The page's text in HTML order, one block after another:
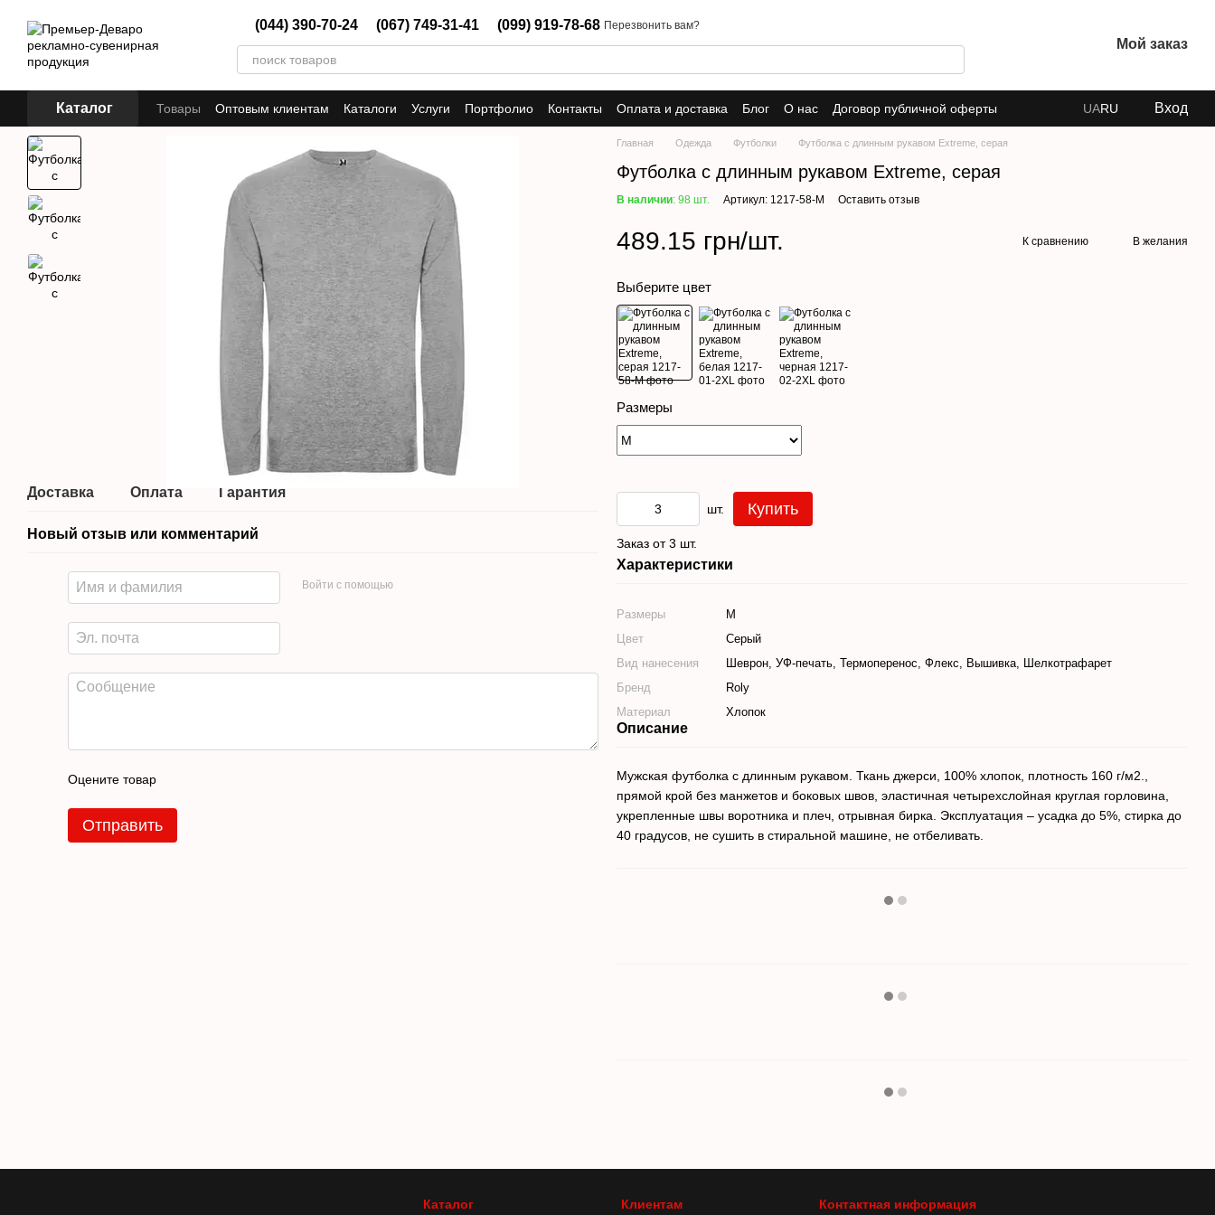
(044) 390-70-24 (067) 749-31-41 (099) 919-78-68 Перезвонить вам?
Мой заказ
Каталог Товары Оптовым клиентам Каталоги Услуги Портфолио Контакты Оплата и доставка Блог О нас Договор публичной оферты UARU Вход
Доставка Оплата Гарантия
Новый отзыв или комментарий
Войти с помощью
Оцените товар
Отправить
Главная Одежда Футболки Футболка с длинным рукавом Extreme, серая
Футболка с длинным рукавом Extreme, серая
В наличии: 98 шт. Артикул: 1217-58-M Оставить отзыв
489.15 грн/шт. К сравнению В желания
Выберите цвет
Размеры
шт. Купить
Заказ от 3 шт.
Характеристики
Размеры
M
Цвет
Серый
Вид нанесения
Шеврон, УФ-печать, Термоперенос, Флекс, Вышивка, Шелкотрафарет
Бренд
Roly
Материал
Хлопок
Описание
Мужская футболка с длинным рукавом. Ткань джерси, 100% хлопок, плотность 160 г/м2.,
прямой крой без манжетов и боковых швов, эластичная четырехслойная круглая горловина,
укрепленные швы воротника и плеч, отрывная бирка. Эксплуатация – усадка до 5%, стирка до
40 градусов, не сушить в стиральной машине, не отбеливать.
Каталог Клиентам Контактная информация